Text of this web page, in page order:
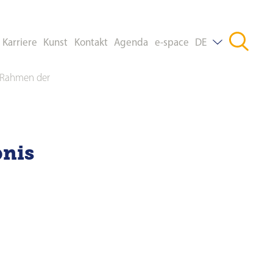
Karriere Kunst Kontakt Agenda e-space DE
der